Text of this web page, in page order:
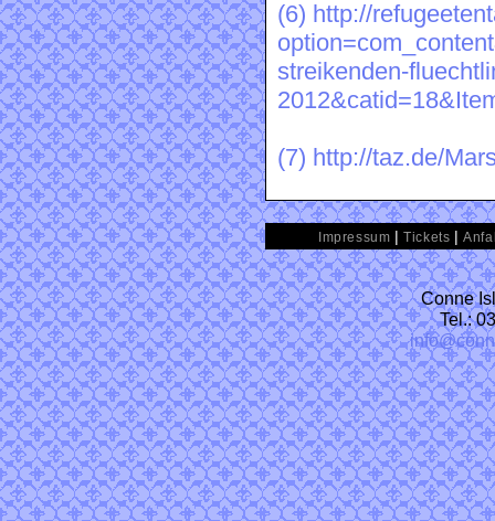
(6) http://
streikenden-
(7) http://taz.de/
Impressum |Tickets |
Conne
Tel.: